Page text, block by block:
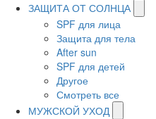
ЗАЩИТА ОТ СОЛНЦА
SPF для лица
Защита для тела
After sun
SPF для детей
Другое
Смотреть все
МУЖСКОЙ УХОД